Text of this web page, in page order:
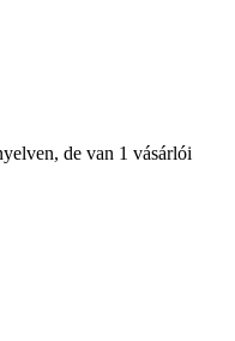
de van 1 vásárlói